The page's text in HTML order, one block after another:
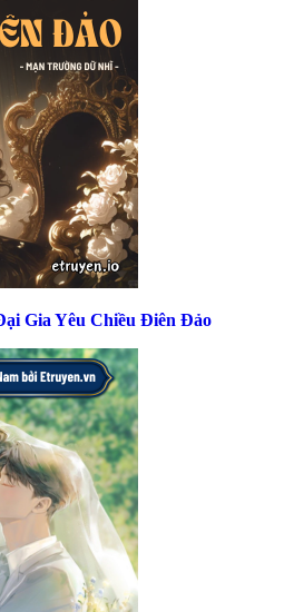
Gia Yêu Chiều Điên Đảo